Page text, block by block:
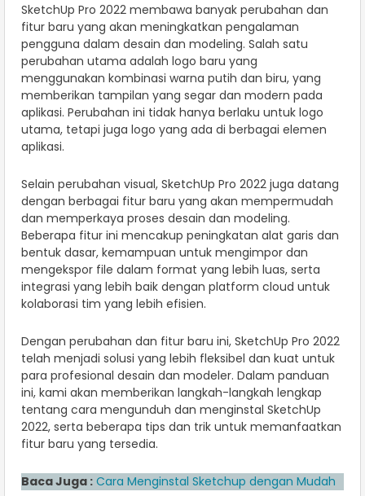
SketchUp Pro 2022 membawa banyak perubahan dan
fitur baru yang akan meningkatkan pengalaman
pengguna dalam desain dan modeling. Salah satu
perubahan utama adalah logo baru yang
menggunakan kombinasi warna putih dan biru, yang
memberikan tampilan yang segar dan modern pada
aplikasi. Perubahan ini tidak hanya berlaku untuk logo
utama, tetapi juga logo yang ada di berbagai elemen
aplikasi.
Selain perubahan visual, SketchUp Pro 2022 juga datang
dengan berbagai fitur baru yang akan mempermudah
dan memperkaya proses desain dan modeling.
Beberapa fitur ini mencakup peningkatan alat garis dan
bentuk dasar, kemampuan untuk mengimpor dan
mengekspor file dalam format yang lebih luas, serta
integrasi yang lebih baik dengan platform cloud untuk
kolaborasi tim yang lebih efisien.
Dengan perubahan dan fitur baru ini, SketchUp Pro 2022
telah menjadi solusi yang lebih fleksibel dan kuat untuk
para profesional desain dan modeler. Dalam panduan
ini, kami akan memberikan langkah-langkah lengkap
tentang cara mengunduh dan menginstal SketchUp
2022, serta beberapa tips dan trik untuk memanfaatkan
fitur baru yang tersedia.
Baca Juga : Cara Menginstal Sketchup dengan Mudah